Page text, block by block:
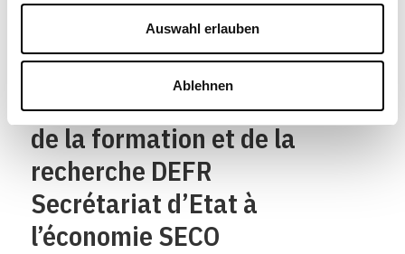
Auswahl erlauben
Ablehnen
Confederaziun svizra
Département fédéral de
l’économie,
de la formation et de la
recherche DEFR
Secrétariat d’Etat à
l’économie SECO